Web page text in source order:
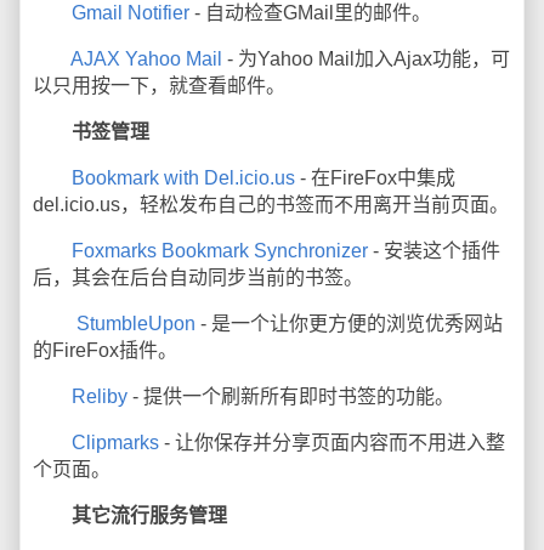
Gmail Notifier - 自动检查GMail里的邮件。
AJAX Yahoo Mail - 为Yahoo Mail加入Ajax功能，可
以只用按一下，就查看邮件。
书签管理
Bookmark with Del.icio.us - 在FireFox中集成
del.icio.us，轻松发布自己的书签而不用离开当前页面。
Foxmarks Bookmark Synchronizer - 安装这个插件
后，其会在后台自动同步当前的书签。
StumbleUpon - 是一个让你更方便的浏览优秀网站
的FireFox插件。
Reliby - 提供一个刷新所有即时书签的功能。
Clipmarks - 让你保存并分享页面内容而不用进入整
个页面。
其它流行服务管理